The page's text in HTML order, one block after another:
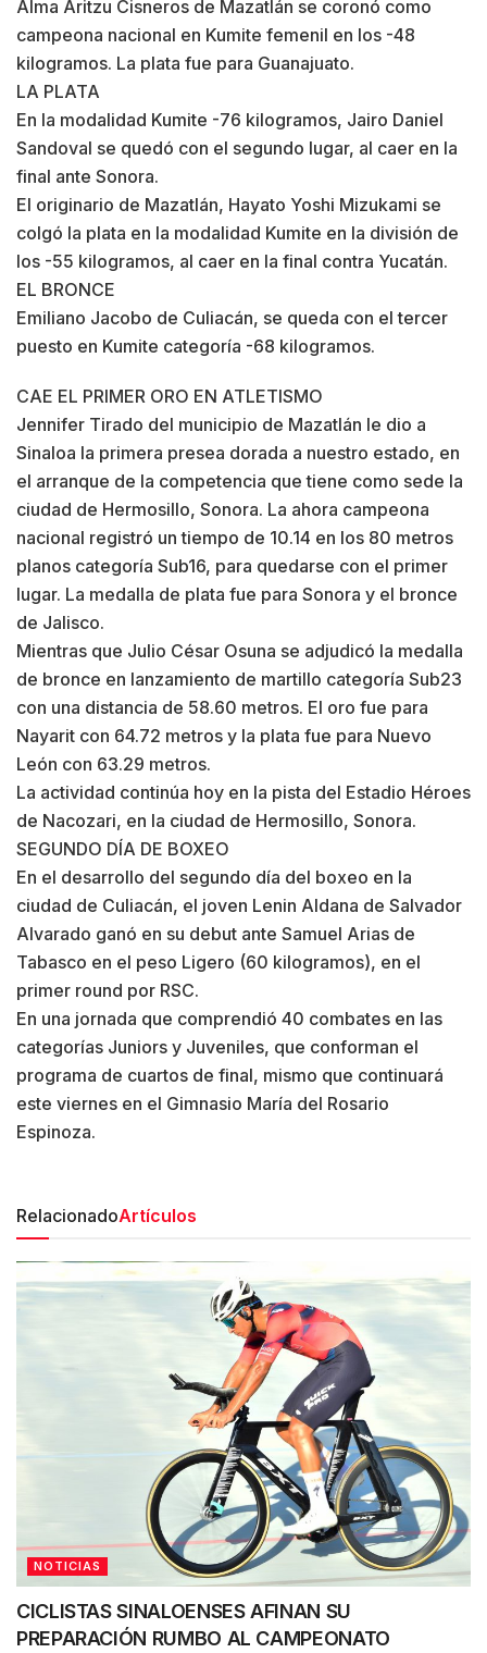
Alma Aritzu Cisneros de Mazatlán se coronó como
campeona nacional en Kumite femenil en los -48
kilogramos. La plata fue para Guanajuato.
LA PLATA
En la modalidad Kumite -76 kilogramos, Jairo Daniel
Sandoval se quedó con el segundo lugar, al caer en la
final ante Sonora.
El originario de Mazatlán, Hayato Yoshi Mizukami se
colgó la plata en la modalidad Kumite en la división de
los -55 kilogramos, al caer en la final contra Yucatán.
EL BRONCE
Emiliano Jacobo de Culiacán, se queda con el tercer
puesto en Kumite categoría -68 kilogramos.
CAE EL PRIMER ORO EN ATLETISMO
Jennifer Tirado del municipio de Mazatlán le dio a
Sinaloa la primera presea dorada a nuestro estado, en
el arranque de la competencia que tiene como sede la
ciudad de Hermosillo, Sonora. La ahora campeona
nacional registró un tiempo de 10.14 en los 80 metros
planos categoría Sub16, para quedarse con el primer
lugar. La medalla de plata fue para Sonora y el bronce
de Jalisco.
Mientras que Julio César Osuna se adjudicó la medalla
de bronce en lanzamiento de martillo categoría Sub23
con una distancia de 58.60 metros. El oro fue para
Nayarit con 64.72 metros y la plata fue para Nuevo
León con 63.29 metros.
La actividad continúa hoy en la pista del Estadio Héroes
de Nacozari, en la ciudad de Hermosillo, Sonora.
SEGUNDO DÍA DE BOXEO
En el desarrollo del segundo día del boxeo en la
ciudad de Culiacán, el joven Lenin Aldana de Salvador
Alvarado ganó en su debut ante Samuel Arias de
Tabasco en el peso Ligero (60 kilogramos), en el
primer round por RSC.
En una jornada que comprendió 40 combates en las
categorías Juniors y Juveniles, que conforman el
programa de cuartos de final, mismo que continuará
este viernes en el Gimnasio María del Rosario
Espinoza.
RelacionadoArtículos
NOTICIAS
CICLISTAS SINALOENSES AFINAN SU
PREPARACIÓN RUMBO AL CAMPEONATO